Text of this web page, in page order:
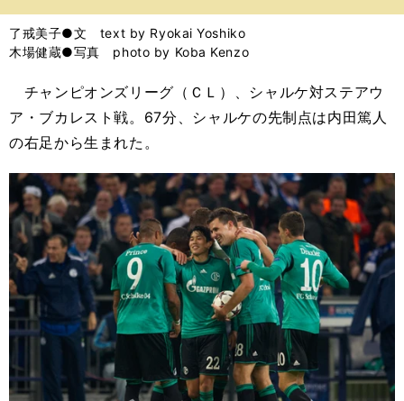
バ
了戒美子●文 text by Ryokai Yoshiko
木場健蔵●写真 photo by Koba Kenzo
チャンピオンズリーグ（ＣＬ）、シャルケ対ステアウ
ア・ブカレスト戦。67分、シャルケの先制点は内田篤人
の右足から生まれた。